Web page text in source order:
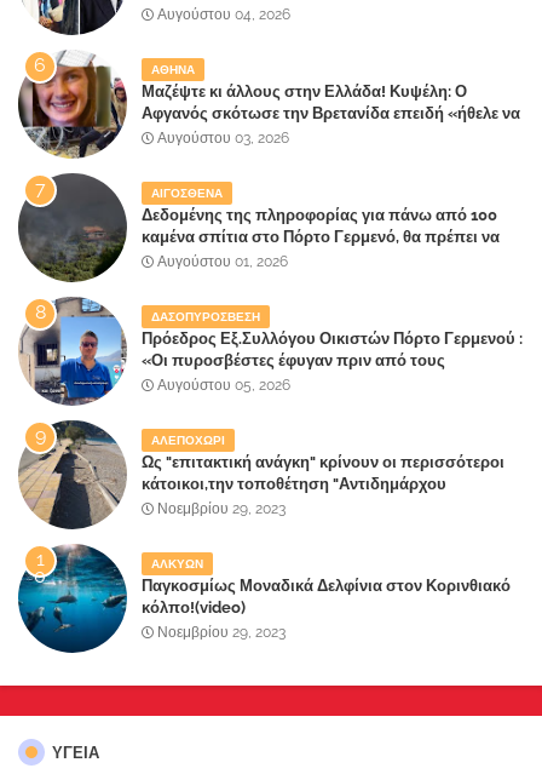
κυβέρνηση!
Αυγούστου 04, 2026
ΑΘΗΝΑ
Μαζέψτε κι άλλους στην Ελλάδα! Κυψέλη: Ο
Αφγανός σκότωσε την Βρετανίδα επειδή «ήθελε να
κάνει τη σύντροφό του χριστιανή»
Αυγούστου 03, 2026
ΑΙΓΟΣΘΕΝΑ
Δεδομένης της πληροφορίας για πάνω από 100
καμένα σπίτια στο Πόρτο Γερμενό, θα πρέπει να
αναζητηθούν ευθύνες για την ολοσχερή
επίγειου παραδείσου της Αττικής
Αυγούστου 01, 2026
ΔΑΣΟΠΥΡΟΣΒΕΣΗ
Πρόεδρος Εξ.Συλλόγου Οικιστών Πόρτο Γερμενού :
«Οι πυροσβέστες έφυγαν πριν από τους
κατοίκους»
Αυγούστου 05, 2026
ΑΛΕΠΟΧΩΡΙ
Ως "επιτακτική ανάγκη" κρίνουν οι περισσότεροι
κάτοικοι,την τοποθέτηση "Αντιδημάρχου
Παραλιακής Ζώνης" στο Δήμο Μάνδρας-Ειδυλλίας!
Νοεμβρίου 29, 2023
ΑΛΚΥΩΝ
Παγκοσμίως Μοναδικά Δελφίνια στον Κορινθιακό
κόλπο!(video)
Νοεμβρίου 29, 2023
ΥΓΕΙΑ